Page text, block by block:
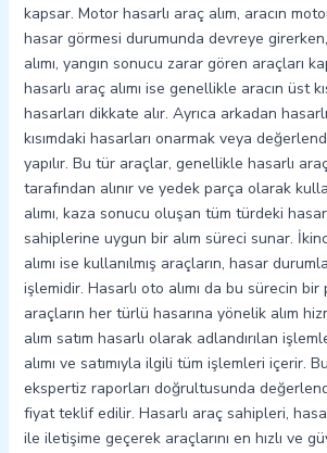
kapsar. Motor hasarlı araç alım, aracın
hasar görmesi durumunda devreye
alımı, yangın sonucu zarar gören araçları
hasarlı araç alımı ise genellikle aracın üst
hasarları dikkate alır. Ayrıca arkadan
kısımdaki hasarları onarmak veya
yapılır. Bu tür araçlar, genellikle hasarlı
tarafından alınır ve yedek parça olarak
alımı, kaza sonucu oluşan tüm türdeki
sahiplerine uygun bir alım süreci sunar.
alımı ise kullanılmış araçların, hasar
işlemidir. Hasarlı oto alımı da bu sürecin bir
araçların her türlü hasarına yönelik alım
alım satım hasarlı olarak adlandırılan
alımı ve satımıyla ilgili tüm işlemleri içerir.
ekspertiz raporları doğrultusunda
fiyat teklif edilir. Hasarlı araç sahipleri,
ile iletişime geçerek araçlarını en hızlı ve